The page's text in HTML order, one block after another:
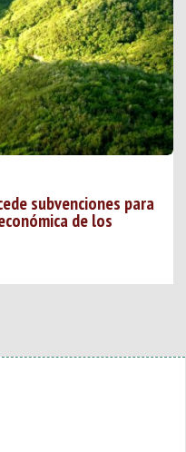
subvenciones para
de los